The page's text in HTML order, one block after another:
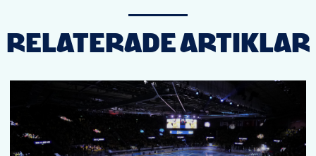
RELATERADE ARTIKLAR